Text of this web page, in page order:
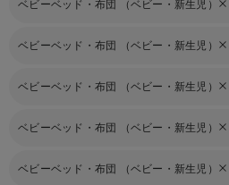
ベビーベッド・布団 （ベビー・新生児）
ベビーベッド・布団 （ベビー・新生児）
ベビーベッド・布団 （ベビー・新生児）
ベビーベッド・布団 （ベビー・新生児）
ベビーベッド・布団 （ベビー・新生児）